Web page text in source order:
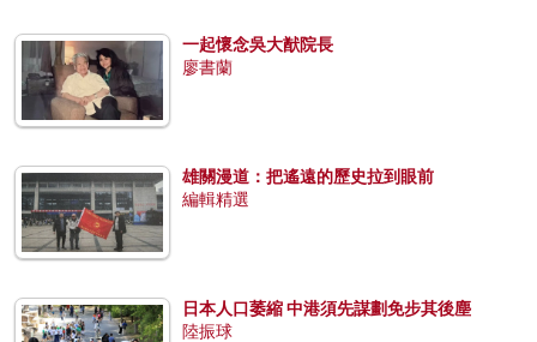
一起懷念吳大猷院長
廖書蘭
雄關漫道：把遙遠的歷史拉到眼前
編輯精選
日本人口萎縮 中港須先謀劃免步其後塵
陸振球